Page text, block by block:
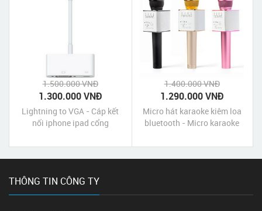
1.500.000 VNĐ
1.300.000 VNĐ
Lightning to VGA - Cáp kết
nối iphone ipad cổng
1.400.000 VNĐ
1.290.000 VNĐ
Micro hát karaoke kiêm loa
bluetooth - Micro karaoke
rẻ
THÔNG TIN CÔNG TY